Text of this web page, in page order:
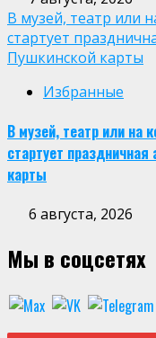
В музей, театр или
стартует
Пушкинской карты
Избранные
В музей, театр или на
стартует
карты
6 августа, 2026
Мы в соцсетях